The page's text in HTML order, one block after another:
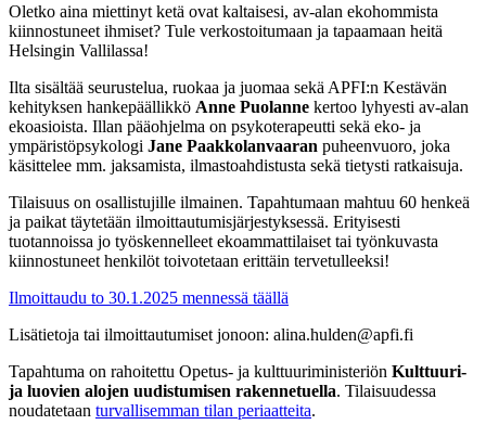
Oletko aina miettinyt ketä ovat kaltaisesi, av-alan ekohommista
kiinnostuneet ihmiset? Tule verkostoitumaan ja tapaamaan heitä
Helsingin Vallilassa!
Ilta sisältää seurustelua, ruokaa ja juomaa sekä APFI:n Kestävän
kehityksen hankepäällikkö Anne Puolanne kertoo lyhyesti av-alan
ekoasioista. Illan pääohjelma on psykoterapeutti sekä eko- ja
ympäristöpsykologi Jane Paakkolanvaaran puheenvuoro, joka
käsittelee mm. jaksamista, ilmastoahdistusta sekä tietysti ratkaisuja.
Tilaisuus on osallistujille ilmainen. Tapahtumaan mahtuu 60 henkeä
ja paikat täytetään ilmoittautumisjärjestyksessä. Erityisesti
tuotannoissa jo työskennelleet ekoammattilaiset tai työnkuvasta
kiinnostuneet henkilöt toivotetaan erittäin tervetulleeksi!
Ilmoittaudu to 30.1.2025 mennessä täällä
Lisätietoja tai ilmoittautumiset jonoon: alina.hulden@apfi.fi
Tapahtuma on rahoitettu Opetus- ja kulttuuriministeriön Kulttuuri-
ja luovien alojen uudistumisen rakennetuella. Tilaisuudessa
noudatetaan turvallisemman tilan periaatteita.